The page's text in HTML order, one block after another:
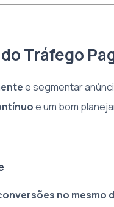
Tráfego
e segmentar
e um bom
no mesmo